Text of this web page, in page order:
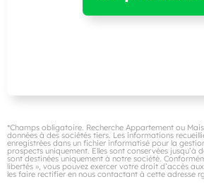
*Champs obligatoire. Recherche Appartement ou
données à des sociétés tiers. Les informations
enregistrées dans un fichier informatisé pour la
prospects uniquement. Elles sont conservées jusqu’à
sont destinées uniquement à notre société.
libertés », vous pouvez exercer votre droit d’accès
les faire rectifier en nous contactant à cette adresse